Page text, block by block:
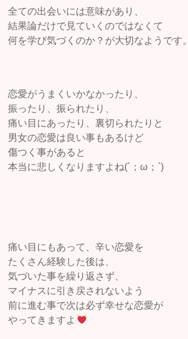
全ての出会いには意味があり、
結果論だけで見ていくのではなくて
何を学び気づくのか？が大切なようです。
恋愛がうまくいかなかったり、
振ったり、振られたり、
痛い目にあったり、裏切られたりと
男女の恋愛は良い事もあるけど
傷つく事があると
本当に悲しくなりますよね(´；ω；`)
痛い目にもあって、辛い恋愛を
たくさん経験した後は、
気づいた事を繰り返さず、
マイナスに引き戻されないよう
前に進む事で次は必ず幸せな恋愛が
やってきますよ